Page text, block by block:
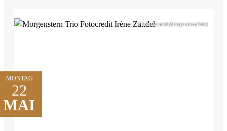
MONTAG
22
MAI
© Irène Zandel (Morgenstern Trio)